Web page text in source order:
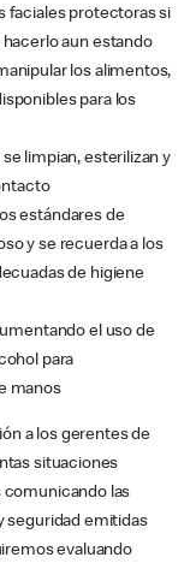
faciales protectoras si
aun estando
los alimentos,
para los
limpian, esterilizan y
estándares de
y se recuerda a los
de higiene
el uso de
para
manos
a los gerentes de
situaciones
comunicando las
seguridad emitidas
evaluando